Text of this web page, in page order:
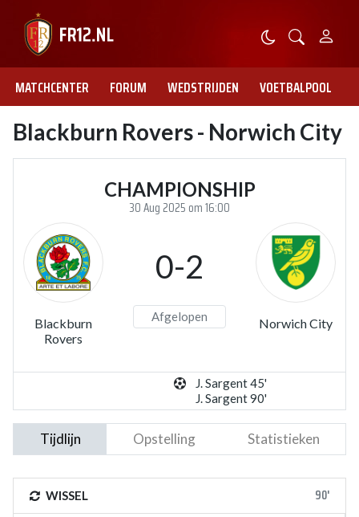
MATCHCENTER FORUM WEDSTRIJDEN VOETBALPOOL
Blackburn Rovers - Norwich City
CHAMPIONSHIP
30 Aug 2025 om 16:00
Blackburn
Rovers
0-2
Afgelopen Norwich City
J. Sargent 45'
J. Sargent 90'
Tijdlijn Opstelling Statistieken
WISSEL 90'